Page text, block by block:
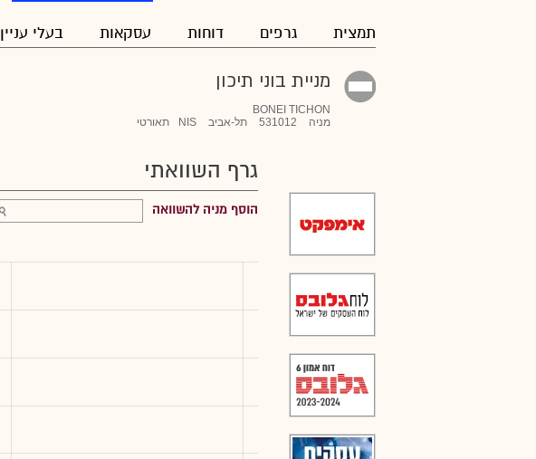
תמצית גרפים דוחות עסקאות בעלי עניין
מניית בוני תיכון
BONEI TICHON
מניה
531012 תל-אביב NIS תאורטי
גרף השוואתי
הוסף מניה להשוואה